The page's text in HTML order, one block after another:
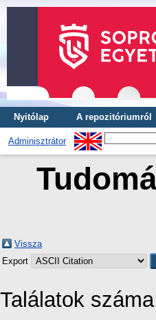
Nyitólap A repozitóriumról
Adminisztrátor
Vissza
Export
Találatok